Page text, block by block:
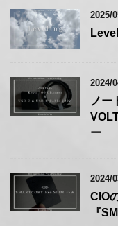
2025/
2024/
ノー
ー
2024/
CIO
『